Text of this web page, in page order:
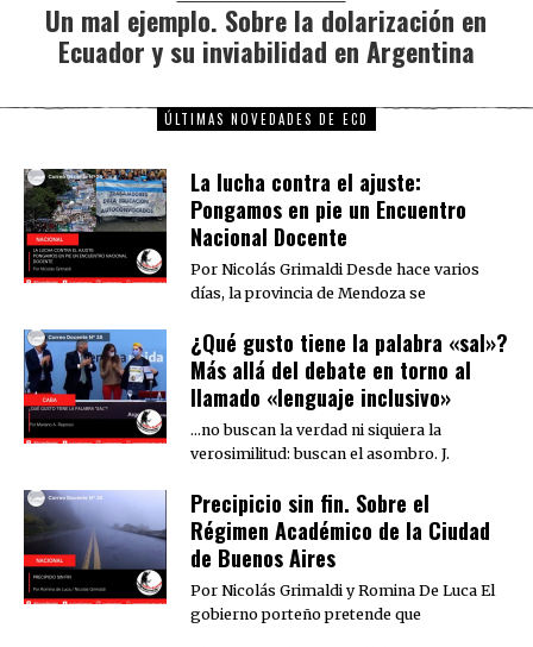
Next
post:
Un mal ejemplo. Sobre la dolarización en
Ecuador y su inviabilidad en Argentina
ÚLTIMAS NOVEDADES DE ECD
La lucha contra el ajuste:
Pongamos en pie un Encuentro
Nacional Docente
Por Nicolás Grimaldi Desde hace varios
días, la provincia de Mendoza se
¿Qué gusto tiene la palabra «sal»?
Más allá del debate en torno al
llamado «lenguaje inclusivo»
…no buscan la verdad ni siquiera la
verosimilitud: buscan el asombro. J.
Precipicio sin fin. Sobre el
Régimen Académico de la Ciudad
de Buenos Aires
Por Nicolás Grimaldi y Romina De Luca El
gobierno porteño pretende que